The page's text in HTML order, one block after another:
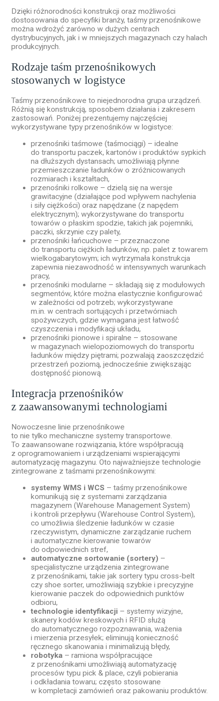
Dzięki różnorodności konstrukcji oraz możliwości
dostosowania do specyfiki branży, taśmy przenośnikowe
można wdrożyć zarówno w dużych centrach
dystrybucyjnych, jak i w mniejszych magazynach czy halach
produkcyjnych.
Rodzaje taśm przenośnikowych
stosowanych w logistyce
Taśmy przenośnikowe to niejednorodna grupa urządzeń.
Różnią się konstrukcją, sposobem działania i zakresem
zastosowań. Poniżej prezentujemy najczęściej
wykorzystywane typy przenośników w logistyce:
przenośniki taśmowe (taśmociągi) – idealne
do transportu paczek, kartonów i produktów sypkich
na dłuższych dystansach; umożliwiają płynne
przemieszczanie ładunków o zróżnicowanych
rozmiarach i kształtach,
przenośniki rolkowe – dzielą się na wersje
grawitacyjne (działające pod wpływem nachylenia
i siły ciężkości) oraz napędzane (z napędem
elektrycznym); wykorzystywane do transportu
towarów o płaskim spodzie, takich jak pojemniki,
paczki, skrzynie czy palety,
przenośniki łańcuchowe – przeznaczone
do transportu ciężkich ładunków, np. palet z towarem
wielkogabarytowym; ich wytrzymała konstrukcja
zapewnia niezawodność w intensywnych warunkach
pracy,
przenośniki modularne – składają się z modułowych
segmentów, które można elastycznie konfigurować
w zależności od potrzeb; wykorzystywane
m.in. w centrach sortujących i przetwórniach
spożywczych, gdzie wymagana jest łatwość
czyszczenia i modyfikacji układu,
przenośniki pionowe i spiralne – stosowane
w magazynach wielopoziomowych do transportu
ładunków między piętrami; pozwalają zaoszczędzić
przestrzeń poziomą, jednocześnie zwiększając
dostępność pionową.
Integracja przenośników
z zaawansowanymi technologiami
Nowoczesne linie przenośnikowe
to nie tylko mechaniczne systemy transportowe.
To zaawansowane rozwiązania, które współpracują
z oprogramowaniem i urządzeniami wspierającymi
automatyzację magazynu. Oto najważniejsze technologie
zintegrowane z taśmami przenośnikowymi:
systemy WMS i WCS – taśmy przenośnikowe
komunikują się z systemami zarządzania
magazynem (Warehouse Management System)
i kontroli przepływu (Warehouse Control System),
co umożliwia śledzenie ładunków w czasie
rzeczywistym, dynamiczne zarządzanie ruchem
i automatyczne kierowanie towarów
do odpowiednich stref,
automatyczne sortowanie (sortery) –
specjalistyczne urządzenia zintegrowane
z przenośnikami, takie jak sortery typu cross-belt
czy shoe sorter, umożliwiają szybkie i precyzyjne
kierowanie paczek do odpowiednich punktów
odbioru,
technologie identyfikacji – systemy wizyjne,
skanery kodów kreskowych i RFID służą
do automatycznego rozpoznawania, ważenia
i mierzenia przesyłek; eliminują konieczność
ręcznego skanowania i minimalizują błędy,
robotyka – ramiona współpracujące
z przenośnikami umożliwiają automatyzację
procesów typu pick & place, czyli pobierania
i odkładania towaru; często stosowane
w kompletacji zamówień oraz pakowaniu produktów.